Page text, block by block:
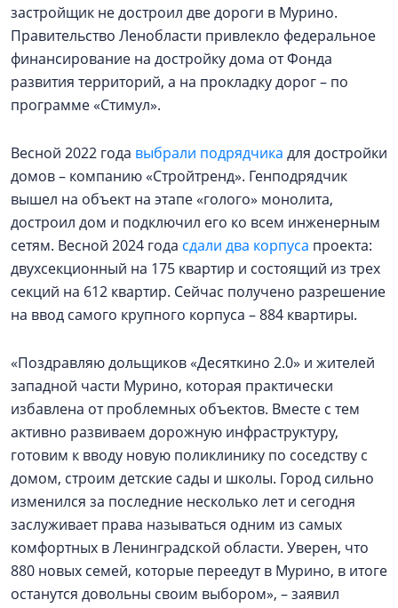
застройщик не достроил две дороги в Мурино.
Правительство Ленобласти привлекло федеральное
финансирование на достройку дома от Фонда
развития территорий, а на прокладку дорог – по
программе «Стимул».
Весной 2022 года выбрали подрядчика для достройки
домов – компанию «Стройтренд». Генподрядчик
вышел на объект на этапе «голого» монолита,
достроил дом и подключил его ко всем инженерным
сетям. Весной 2024 года сдали два корпуса проекта:
двухсекционный на 175 квартир и состоящий из трех
секций на 612 квартир. Сейчас получено разрешение
на ввод самого крупного корпуса – 884 квартиры.
«Поздравляю дольщиков «Десяткино 2.0» и жителей
западной части Мурино, которая практически
избавлена от проблемных объектов. Вместе с тем
активно развиваем дорожную инфраструктуру,
готовим к вводу новую поликлинику по соседству с
домом, строим детские сады и школы. Город сильно
изменился за последние несколько лет и сегодня
заслуживает права называться одним из самых
комфортных в Ленинградской области. Уверен, что
880 новых семей, которые переедут в Мурино, в итоге
останутся довольны своим выбором», – заявил